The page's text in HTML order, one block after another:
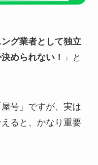
グ業者として独立
められない！
」と
号」ですが、実は
ると、かなり重要